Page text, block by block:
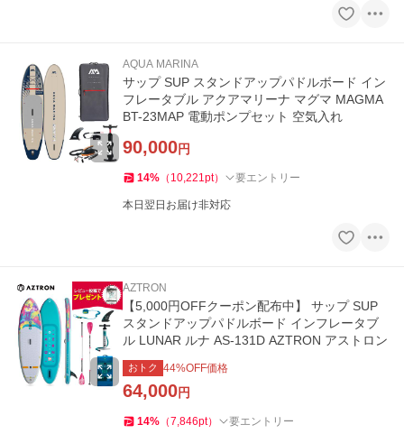
AQUA MARINA
サップ SUP スタンドアップパドルボード イン
フレータブル アクアマリーナ マグマ MAGMA
BT-23MAP 電動ポンプセット 空気入れ
90,000円
14% （ 10,221pt） 要エントリー
本日翌日お届け非対応
AZTRON
【5,000円OFFクーポン配布中】 サップ SUP
スタンドアップパドルボード インフレータブ
ル LUNAR ルナ AS-131D AZTRON アストロン
おトク 44%OFF価格
64,000円
14% （7,846pt） 要エントリー